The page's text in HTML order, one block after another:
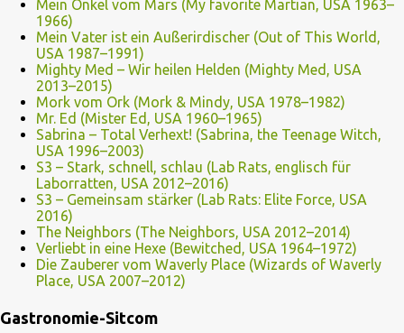
Mein Onkel vom Mars (My favorite Martian, USA 1963–
1966)
Mein Vater ist ein Außerirdischer (Out of This World,
USA 1987–1991)
Mighty Med – Wir heilen Helden (Mighty Med, USA
2013–2015)
Mork vom Ork (Mork & Mindy, USA 1978–1982)
Mr. Ed (Mister Ed, USA 1960–1965)
Sabrina – Total Verhext! (Sabrina, the Teenage Witch,
USA 1996–2003)
S3 – Stark, schnell, schlau (Lab Rats, englisch für
Laborratten, USA 2012–2016)
S3 – Gemeinsam stärker (Lab Rats: Elite Force, USA
2016)
The Neighbors (The Neighbors, USA 2012–2014)
Verliebt in eine Hexe (Bewitched, USA 1964–1972)
Die Zauberer vom Waverly Place (Wizards of Waverly
Place, USA 2007–2012)
Gastronomie-Sitcom